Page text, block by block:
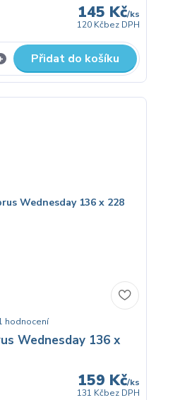
145 Kč/ks
120 Kčbez DPH
Přidat do košíku
hodnocení
Wednesday 136 x
159 Kč/ks
131 Kčbez DPH